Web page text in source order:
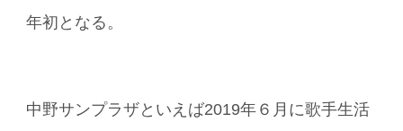
年初となる。
中野サンプラザといえば2019年６月に歌手生活